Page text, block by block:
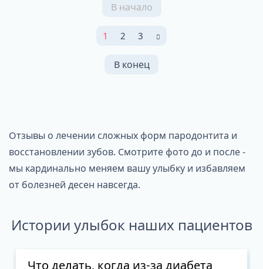
В начало
1 2 3
В конец
Отзывы о лечении сложных форм пародонтита и
восстановлении зубов. Смотрите фото до и после -
мы кардинально меняем вашу улыбку и избавляем
от болезней десен навсегда.
Истории улыбок наших пациентов
Что делать, когда из-за диабета